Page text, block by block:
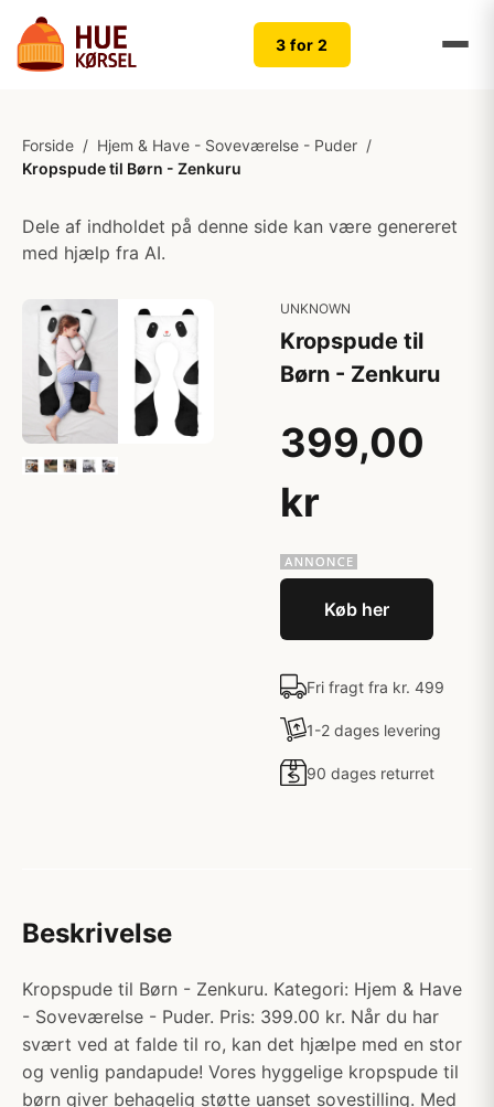
3 for 2
Forside / Hjem & Have - Soveværelse - Puder /
Kropspude til Børn - Zenkuru
Dele af indholdet på denne side kan være genereret
med hjælp fra AI.
UNKNOWN
Kropspude til
Børn - Zenkuru
399,00
kr
Køb her
Fri fragt fra kr. 499
1-2 dages levering
90 dages returret
Beskrivelse
Kropspude til Børn - Zenkuru. Kategori: Hjem & Have
- Soveværelse - Puder. Pris: 399.00 kr. Når du har
svært ved at falde til ro, kan det hjælpe med en stor
og venlig pandapude! Vores hyggelige kropspude til
børn giver behagelig støtte uanset sovestilling. Med